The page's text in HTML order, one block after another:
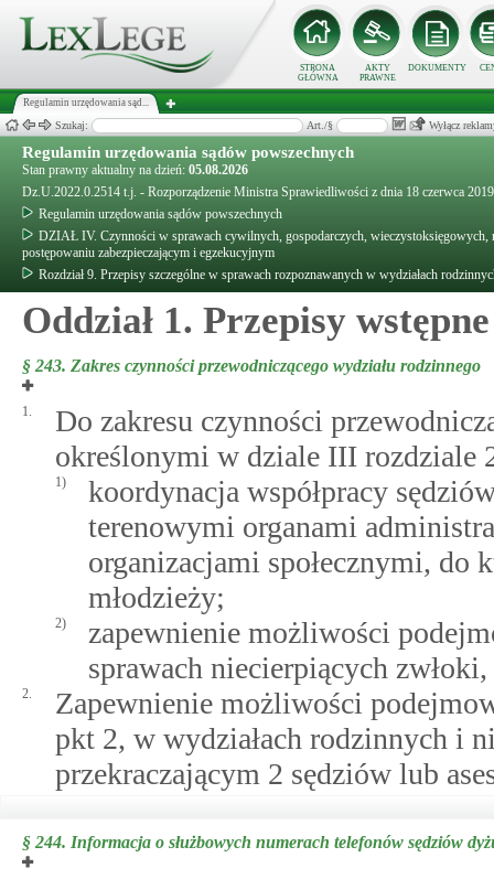
STRONA
GŁÓWNA
AKTY
PRAWNE
DOKUMENTY
Regulamin urzędowania sąd...
Szukaj: Art./§ Wyłącz
Regulamin urzędowania sądów powszechnych
Stan prawny aktualny na dzień: 05.08.2026
Dz.U.2022.0.2514 t.j. - Rozporządzenie Ministra Sprawiedliwości z dnia 18 czerwca
Regulamin urzędowania sądów powszechnych
DZIAŁ IV. Czynności w sprawach cywilnych, gospodarczych, wieczystoksięgowych,
postępowaniu zabezpieczającym i egzekucyjnym
Rozdział 9. Przepisy szczególne w sprawach rozpoznawanych w wydziałach
Oddział 1. Przepisy wstępne
§ 243. Zakres czynności przewodniczącego wydziału rodzinnego
1.
Do zakresu czynności
określonymi w dziale III rozdziale
1)
koordynacja współpracy
terenowymi organami
organizacjami społecznymi, do
młodzieży;
2)
zapewnienie możliwości
sprawach niecierpiących
2.
Zapewnienie możliwości
pkt 2, w wydziałach rodzinnych i
przekraczającym 2 sędziów lub
§ 244. Informacja o służbowych numerach telefonów sędziów